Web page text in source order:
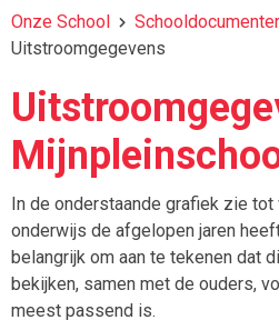
Onze School
Uitstroomgegevens
In de onderstaande grafiek zie
onderwijs de afgelopen jaren
belangrijk om aan te tekenen dat
bekijken, samen met de ouders,
meest passend is.